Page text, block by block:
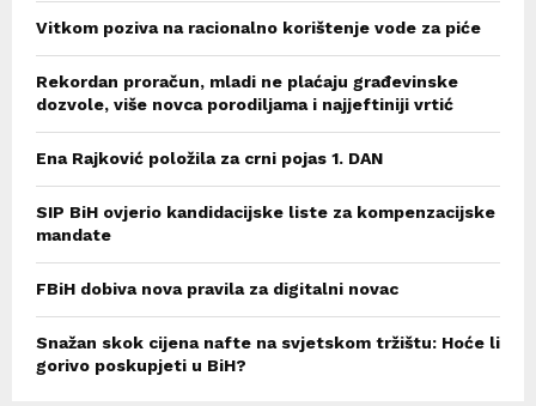
Vitkom poziva na racionalno korištenje vode za piće
Rekordan proračun, mladi ne plaćaju građevinske
dozvole, više novca porodiljama i najjeftiniji vrtić
Ena Rajković položila za crni pojas 1. DAN
SIP BiH ovjerio kandidacijske liste za kompenzacijske
mandate
FBiH dobiva nova pravila za digitalni novac
Snažan skok cijena nafte na svjetskom tržištu: Hoće li
gorivo poskupjeti u BiH?